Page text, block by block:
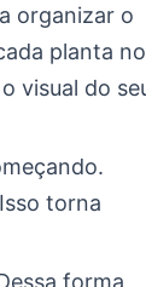
organizar o
planta no
visual do
torna
forma,